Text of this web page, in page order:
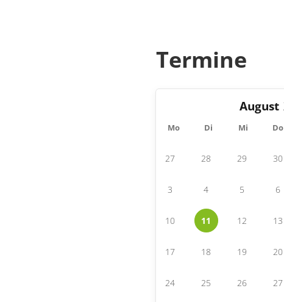
Termine
August
Mo Di Mi Do
27 28 29 30
3 4 5 6
10 11 12 13
17 18 19 20
24 25 26 27